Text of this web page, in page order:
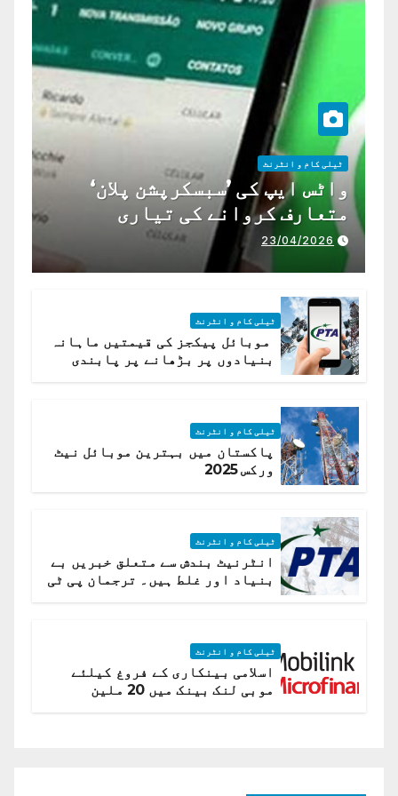
ٹیلی کام و انٹرنٹ
واٹس ایپ کی ’سبسکرپشن پلان‘
متعارف کروانے کی تیاری
23/04/2026
ٹیلی کام و انٹرنٹ
موبائل پیکجز کی قیمتیں ماہانہ
بنیادوں پر بڑھانے پر پابندی
ٹیلی کام و انٹرنٹ
پاکستان میں بہترین موبائل نیٹ
ورکس 2025
ٹیلی کام و انٹرنٹ
انٹرنیٹ بندش سے متعلق خبریں بے
بنیاد اور غلط ہیں۔ ترجمان پی ٹی
ٹیلی کام و انٹرنٹ
اسلامی بینکاری کے فروغ کیلئے
موبی لنک بینک میں 20 ملین